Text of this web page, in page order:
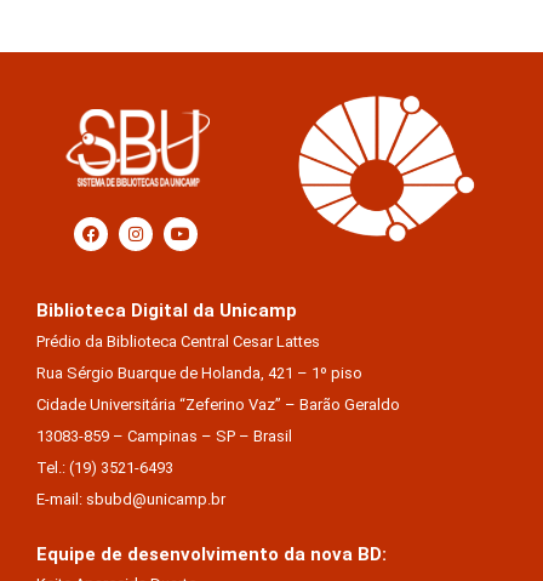
Biblioteca Digital da Unicamp
Prédio da Biblioteca Central Cesar Lattes
Rua Sérgio Buarque de Holanda, 421 – 1º piso
Cidade Universitária “Zeferino Vaz” – Barão Geraldo
13083-859 – Campinas – SP – Brasil
Tel.: (19) 3521-6493
E-mail: sbubd@unicamp.br
Equipe de desenvolvimento da nova BD: